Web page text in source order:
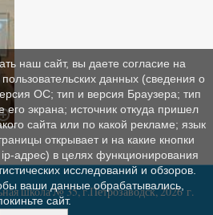
школа № 35, г.Петрозаводск, 2026 г.
наш сайт, вы даете согласие на
данных (сведения о
ОС; тип и версия Браузера; тип
его экрана; источник откуда пришел
сайта или по какой рекламе; язык
открывает и на какие кнопки
адрес) в целях функционирования
исследований и обзоров.
ваши данные обрабатывались,
сайт.